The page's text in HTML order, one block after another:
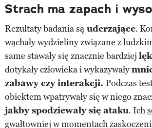
Strach ma zapach i
Rezultaty badania są uderzające.
wąchały wydzieliny związane z
same stawały się znacznie bardziej
dotykały człowieka i wykazywały
zabawy czy interakcji. Podczas
obiektem wpatrywały się w niego
jakby spodziewały się ataku. Ich
gwałtowniej w momentach